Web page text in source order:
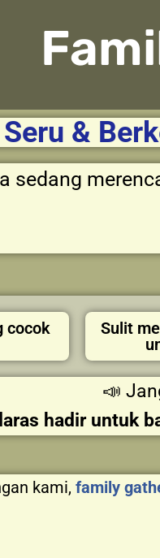
Seru &
sedang
cocok
Sulit
📣
hadir untuk
kami, family